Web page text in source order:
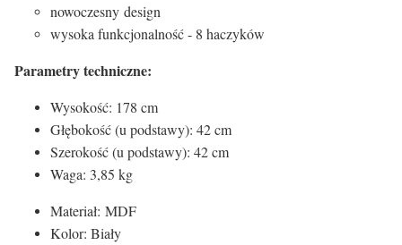
nowoczesny design
wysoka funkcjonalność - 8 haczyków
Parametry techniczne:
Wysokość: 178 cm
Głębokość (u podstawy): 42 cm
Szerokość (u podstawy): 42 cm
Waga: 3,85 kg
Materiał: MDF
Kolor: Biały